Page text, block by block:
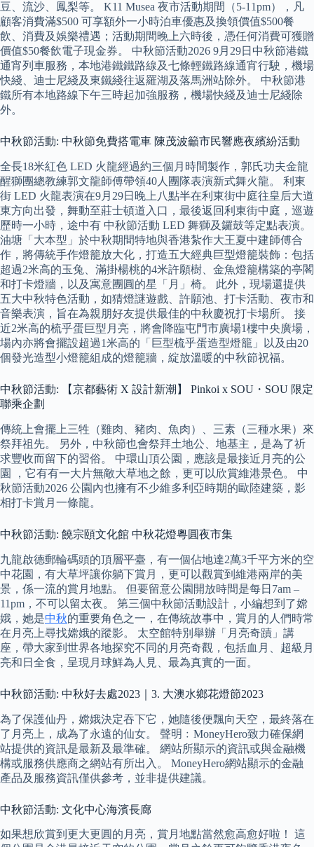
豆、流沙、鳳梨等。 K11 Musea 夜市活動期間（5-11pm），凡
顧客消費滿$500 可享額外一小時泊車優惠及換領價值$500餐
飲、消費及娛樂禮遇；活動期間晚上六時後，憑任何消費可獲贈
價值$50餐飲電子現金券。 中秋節活動2026 9月29日中秋節港鐵
通宵列車服務，本地港鐵鐵路線及七條輕鐵路線通宵行駛，機場
快綫、迪士尼綫及東鐵綫往返羅湖及落馬洲站除外。 中秋節港
鐵所有本地路線下午三時起加強服務，機場快綫及迪士尼綫除
外。
中秋節活動: 中秋節免費搭電車 陳茂波籲市民響應夜繽紛活動
全長18米紅色 LED 火龍經過約三個月時間製作，郭氏功夫金龍
醒獅團總教練郭文龍師傅帶領40人團隊表演新式舞火龍。 利東
街 LED 火龍表演在9月29日晚上八點半在利東街中庭往皇后大道
東方向出發，舞動至莊士頓道入口，最後返回利東街中庭，巡遊
歷時一小時，途中有 中秋節活動 LED 舞獅及鑼鼓等定點表演。
油塘「大本型」於中秋期間特地與香港紮作大王夏中建師傅合
作，將傳統手作燈籠放大化，打造五大經典巨型燈籠裝飾：包括
超過2米高的玉兔、滿掛楊桃的4米許願樹、金魚燈籠構築的亭閣
和打卡燈牆，以及寓意團圓的星「月」椅。 此外，現場還提供
五大中秋特色活動，如猜燈謎遊戲、許願池、打卡活動、夜市和
音樂表演，旨在為親朋好友提供最佳的中秋慶祝打卡場所。 接
近2米高的梳乎蛋巨型月亮，將會降臨屯門市廣場1樓中央廣場，
場內亦將會擺設超過1米高的「巨型梳乎蛋造型燈籠」以及由20
個發光造型小燈籠組成的燈籠牆，綻放溫暖的中秋節祝福。
中秋節活動: 【京都藝術 X 設計新潮】 Pinkoi x SOU・SOU 限定
聯乘企劃
傳統上會擺上三牲（雞肉、豬肉、魚肉）、三素（三種水果）來
祭拜祖先。 另外，中秋節也會祭拜土地公、地基主，是為了祈
求豐收而留下的習俗。 中環山頂公園，應該是最接近月亮的公
園 ，它有有一大片無敵大草地之餘，更可以欣賞維港景色。 中
秋節活動2026 公園內也擁有不少維多利亞時期的歐陸建築，影
相打卡賞月一條龍。
中秋節活動: 饒宗頤文化館 中秋花燈粵圓夜市集
九龍啟德郵輪碼頭的頂層平臺，有一個佔地達2萬3千平方米的空
中花園，有大草坪讓你躺下賞月，更可以觀賞到維港兩岸的美
景，係一流的賞月地點。 但要留意公園開放時間是每日7am –
11pm，不可以留太夜。 第三個中秋節活動設計，小編想到了嫦
娥，她是中秋的重要角色之一，在傳統故事中，賞月的人們時常
在月亮上尋找嫦娥的蹤影。 太空館特別舉辦「月亮奇蹟」講
座，帶大家到世界各地探究不同的月亮奇觀，包括血月、超級月
亮和日全食，呈現月球鮮為人見、最為真實的一面。
中秋節活動: 中秋好去處2023｜3. 大澳水鄉花燈節2023
為了保護仙丹，嫦娥決定吞下它，她隨後便飄向天空，最終落在
了月亮上，成為了永遠的仙女。 聲明﹕MoneyHero致力確保網
站提供的資訊是最新及最準確。 網站所顯示的資訊或與金融機
構或服務供應商之網站有所出入。 MoneyHero網站顯示的金融
產品及服務資訊僅供參考，並非提供建議。
中秋節活動: 文化中心海濱長廊
如果想欣賞到更大更圓的月亮，賞月地點當然愈高愈好啦！ 這